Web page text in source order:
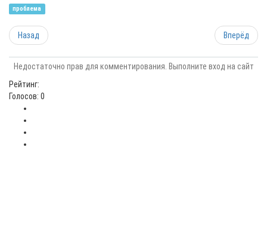
проблема
Назад Вперёд
Недостаточно прав для комментирования. Выполните вход на сайт
Рейтинг:
Голосов: 0